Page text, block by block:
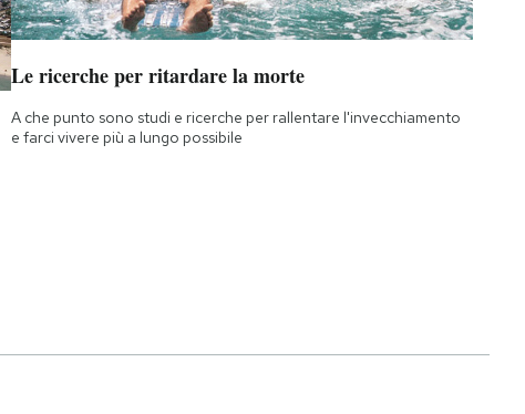
Le ricerche per ritardare la morte
A che punto sono studi e ricerche per rallentare l'invecchiamento
e farci vivere più a lungo possibile